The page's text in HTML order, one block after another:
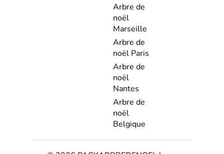
Arbre de
noël
Marseille
Arbre de
noël Paris
Arbre de
noël
Nantes
Arbre de
noël
Belgique